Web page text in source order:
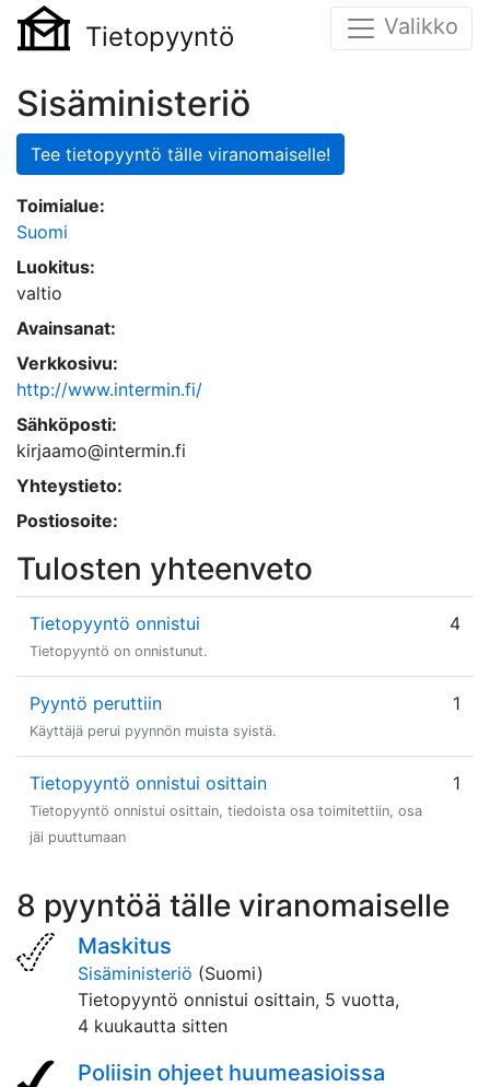
Tietopyyntö Valikko
Sisäministeriö
Tee tietopyyntö tälle viranomaiselle!
Toimialue:
Suomi
Luokitus:
valtio
Avainsanat:
Verkkosivu:
http://www.intermin.fi/
Sähköposti:
kirjaamo@intermin.fi
Yhteystieto:
Postiosoite:
Tulosten yhteenveto
Tietopyyntö onnistui
Tietopyyntö on onnistunut.
4
Pyyntö peruttiin
Käyttäjä perui pyynnön muista syistä.
1
Tietopyyntö onnistui osittain
Tietopyyntö onnistui osittain, tiedoista osa toimitettiin, osa
jäi puuttumaan
1
8 pyyntöä tälle viranomaiselle
Maskitus
Sisäministeriö (Suomi)
Tietopyyntö onnistui osittain, 5 vuotta,
4 kuukautta sitten
Poliisin ohjeet huumeasioissa